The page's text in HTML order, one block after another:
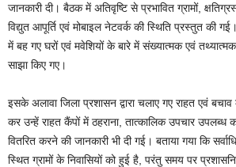
जानकारी दी। बैठक में अतिवृष्टि से प्रभावित ग्रामों,
विद्युत आपूर्ति एवं मोबाइल नेटवर्क की स्थिति प्रस्तुत की
में बह गए घरों एवं मवेशियों के बारे में संख्यात्मक एवं
साझा किए गए।
इसके अलावा जिला प्रशासन द्वारा चलाए गए राहत एवं बचाव
कर उन्हें राहत कैंपों में ठहराना, तात्कालिक उपचार उपलब्ध
वितरित करने की जानकारी भी दी गई। बताया गया कि
स्थित ग्रामों के निवासियों को हुई है, परंतु समय पर